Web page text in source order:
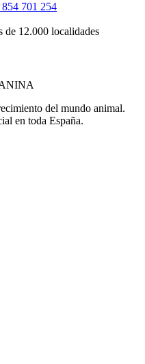
701 254
de 12.000 localidades
del mundo animal.
en toda España.